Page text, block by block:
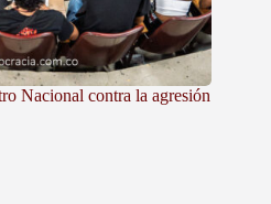
Nacional contra la agresión